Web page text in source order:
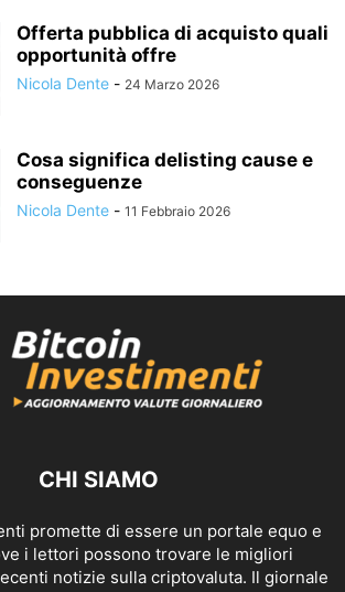
Offerta pubblica di acquisto quali
opportunità offre
Nicola Dente - 24 Marzo 2026
Cosa significa delisting cause e
conseguenze
Nicola Dente - 11 Febbraio 2026
CHI SIAMO
promette di essere un portale equo e
i lettori possono trovare le migliori
notizie sulla criptovaluta. Il giornale